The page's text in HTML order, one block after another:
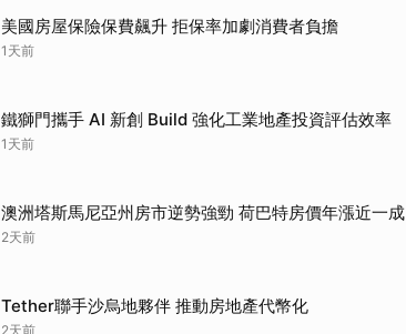
美國房屋保險保費飆升 拒保率加劇消費者負擔
1天前
鐵獅門攜手 AI 新創 Build 強化工業地產投資評估效率
1天前
澳洲塔斯馬尼亞州房市逆勢強勁 荷巴特房價年漲近一成
2天前
Tether聯手沙烏地夥伴 推動房地產代幣化
2天前